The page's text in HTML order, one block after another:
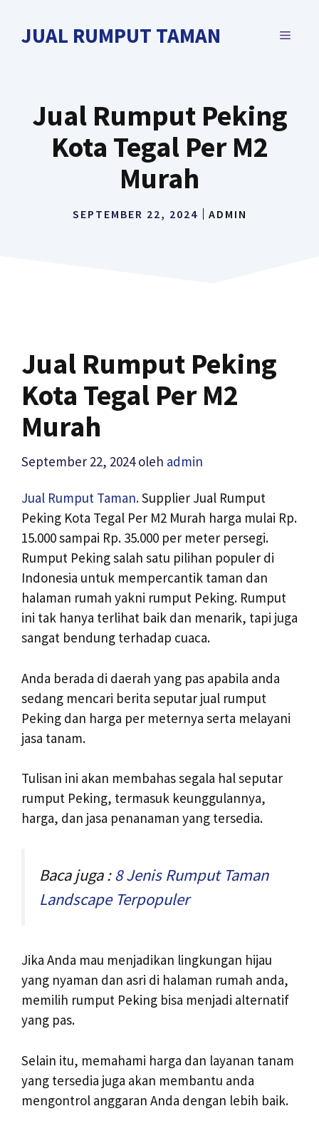
JUAL RUMPUT TAMAN MENU
Jual Rumput Peking
Kota Tegal Per M2
Murah
SEPTEMBER 22, 2024 ADMIN
Jual Rumput Peking
Kota Tegal Per M2
Murah
September 22, 2024 oleh admin
Jual Rumput Taman.Supplier Jual Rumput
Peking Kota Tegal Per M2 Murah harga mulai Rp.
15.000 sampai Rp. 35.000 per meter persegi.
Rumput Peking salah satu pilihan populer di
Indonesia untuk mempercantik taman dan
halaman rumah yakni rumput Peking. Rumput
ini tak hanya terlihat baik dan menarik, tapi juga
sangat bendung terhadap cuaca.
Anda berada di daerah yang pas apabila anda
sedang mencari berita seputar jual rumput
Peking dan harga per meternya serta melayani
jasa tanam.
Tulisan ini akan membahas segala hal seputar
rumput Peking, termasuk keunggulannya,
harga, dan jasa penanaman yang tersedia.
Baca juga :8 Jenis Rumput Taman
Landscape Terpopuler
Jika Anda mau menjadikan lingkungan hijau
yang nyaman dan asri di halaman rumah anda,
memilih rumput Peking bisa menjadi alternatif
yang pas.
Selain itu, memahami harga dan layanan tanam
yang tersedia juga akan membantu anda
mengontrol anggaran Anda dengan lebih baik.